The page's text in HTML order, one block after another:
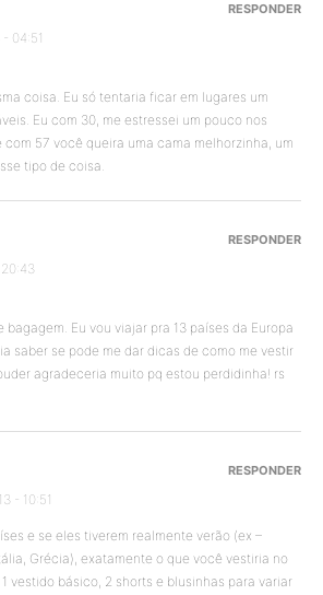
04:51
coisa. Eu só tentaria ficar em lugares um
Eu com 30, me estressei um pouco nos
com 57 você queira uma cama melhorzinha, um
tipo de coisa.
RESPONDER
Eu vou viajar pra 13 países da Europa
saber se pode me dar dicas de como me vestir
agradeceria muito pq estou perdidinha! rs
RESPONDER
- 10:51
e se eles tiverem realmente verão (ex –
Grécia), exatamente o que você vestiria no
vestido básico, 2 shorts e blusinhas para variar
RESPONDER